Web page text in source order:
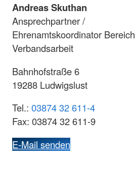
Andreas Skuthan
Ansprechpartner /
Ehrenamtskoordinator Bereich
Verbandsarbeit
Bahnhofstraße 6
19288 Ludwigslust
Tel.: 03874 32 611-4
Fax: 03874 32 611-9
E-Mail senden